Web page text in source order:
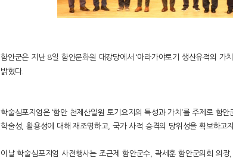
함안군은 지난 8일 함안문화원 대강당에서 ‘아라가야토기 생산유적의 가
밝혔다.
학술심포지엄은 ‘함안 천제산일원 토기요지의 특성과 가치’를 주제로 함
학술성, 활용성에 대해 재조명하고, 국가 사적 승격의 당위성을 확보하고
이날 학술심포지엄 사전행사는 조근제 함안군수, 곽세훈 함안군의회 의